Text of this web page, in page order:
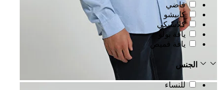
قاضي
كابيشو
كلاسيكي
ياقة بولو
ياقة قميص
الجنس
للنساء